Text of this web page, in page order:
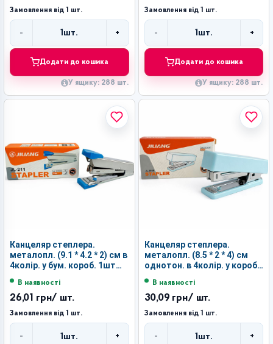
Замовлення від 1 шт.
- 1шт. +
Додати до кошика
У ящику: 288 шт.
Замовлення від 1 шт.
- 1шт. +
Додати до кошика
У ящику: 288 шт.
Канцеляр степлера.
металопл. (9.1 * 4.2 * 2) см в
4колір. у бум. короб. 1шт
В наявності
26,01 грн/ шт.
Замовлення від 1 шт.
- 1 шт. +
Канцеляр степлера.
металопл. (8.5 * 2 * 4) см
однотон. в 4колір. у короб.
(288)
В наявності
30,09 грн/ шт.
Замовлення від 1 шт.
- 1 шт. +